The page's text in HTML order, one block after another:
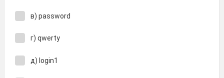
в) password
г) qwerty
д) login1